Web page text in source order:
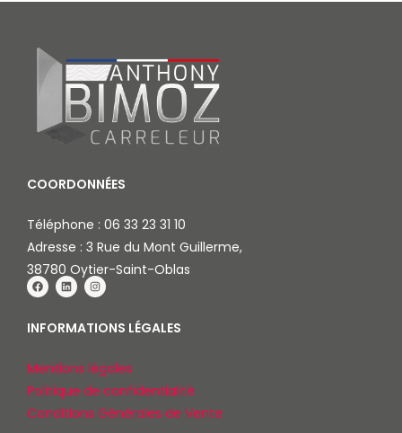
COORDONNÉES
Téléphone : 06 33 23 31 10
Adresse : 3 Rue du Mont Guillerme,
38780 Oytier-Saint-Oblas
INFORMATIONS LÉGALES
Mentions légales
Politique de confidentialité
Conditions Générales de Vente